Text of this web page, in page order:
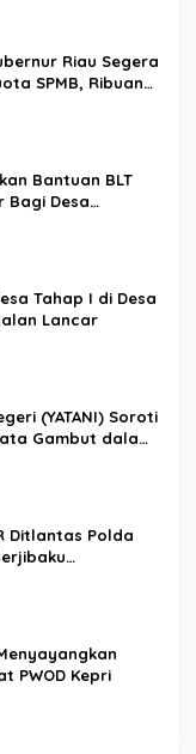
Riau Segera
SPMB, Ribuan
Bantuan BLT
Bagi Desa
pulau batu
Tahap I di Desa
Lancar
(YATANI) Soroti
Gambut dalam
Dayun dari
Ditlantas Polda
di Tol
PWOD Kepri